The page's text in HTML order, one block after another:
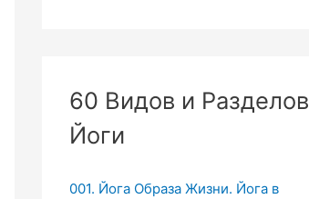
60 Видов и Разделов
Йоги
001. Йога Образа Жизни. Йога в